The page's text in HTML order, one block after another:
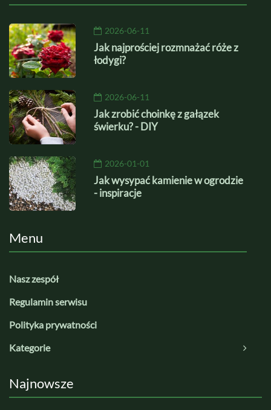
2026-06-11
Jak najprościej rozmnażać róże z
łodygi?
2026-06-11
Jak zrobić choinkę z gałązek
świerku? - DIY
2026-01-01
Jak wysypać kamienie w ogrodzie
- inspiracje
Menu
Nasz zespół
Regulamin serwisu
Polityka prywatności
Kategorie
Najnowsze